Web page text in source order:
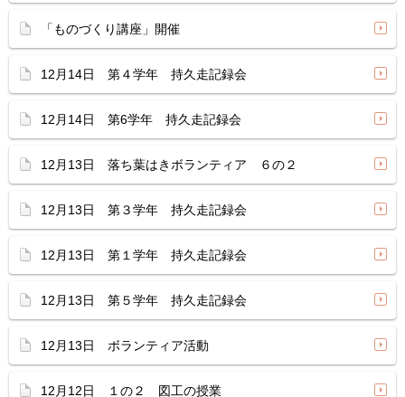
「ものづくり講座」開催
12月14日 第４学年 持久走記録会
12月14日 第6学年 持久走記録会
12月13日 落ち葉はきボランティア ６の２
12月13日 第３学年 持久走記録会
12月13日 第１学年 持久走記録会
12月13日 第５学年 持久走記録会
12月13日 ボランティア活動
12月12日 １の２ 図工の授業